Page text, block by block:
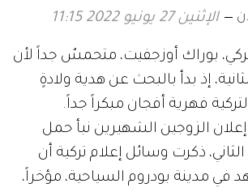
الإثنين 27 يونيو 2022 11:15
بوراك أوزجفيت، متحمسٌ جداً لأن
إذ بدأ بالبحث عن هدية ولادةٍ
فهرية أفجان مبكراً جداً.
الزوجين الشهيرين نبأ حمل
ذكرت وسائل إعلام تركية أن
في مدينة بودروم السياحية، مؤخراً،